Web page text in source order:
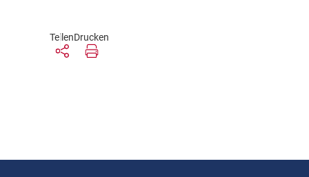
TeilenDrucken